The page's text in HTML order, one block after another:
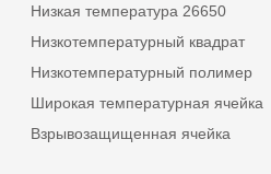
Низкая температура 26650
Низкотемпературный квадрат
Низкотемпературный полимер
Широкая температурная ячейка
Взрывозащищенная ячейка